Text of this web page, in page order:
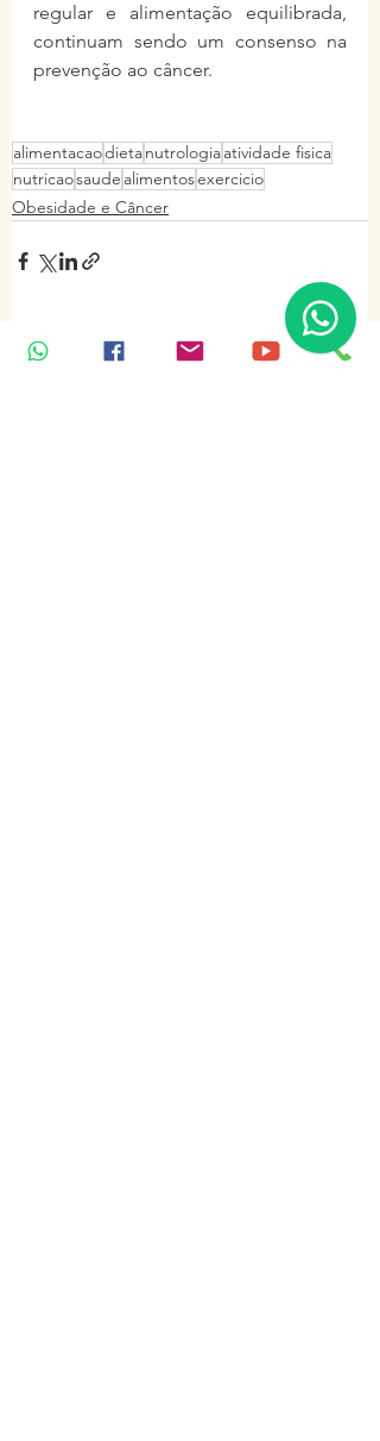
regular e alimentação equilibrada,
continuam sendo um consenso na
prevenção ao câncer.
alimentacaodietanutrologiaatividade fisica
nutricaosaude alimentosexercicio
Obesidade e Câncer
Posts Relacionados Ver tudo